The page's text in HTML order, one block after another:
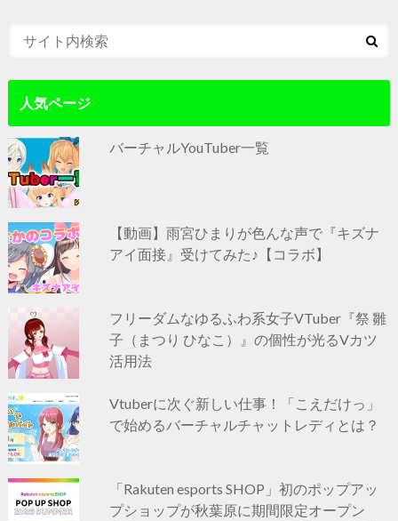
人気ページ
バーチャルYouTuber一覧
【動画】雨宮ひまりが色んな声で『キズナ
アイ面接』受けてみた♪【コラボ】
フリーダムなゆるふわ系女子VTuber『祭 雛
子（まつり ひなこ）』の個性が光るVカツ
活用法
Vtuberに次ぐ新しい仕事！「こえだけっ」
で始めるバーチャルチャットレディとは？
「Rakuten esports SHOP」初のポップアッ
プショップが秋葉原に期間限定オープン